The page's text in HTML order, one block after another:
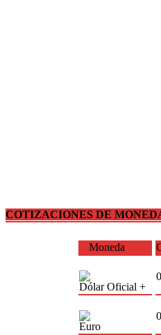
COTIZACIONES DE
Moneda
Dólar Oficial +
0
Euro
0